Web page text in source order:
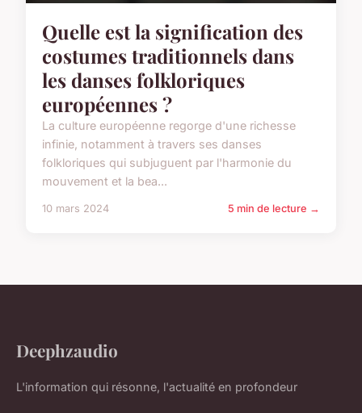
Quelle est la signification des
costumes traditionnels dans
les danses folkloriques
européennes ?
La culture européenne regorge d'une richesse
infinie, notamment à travers ses danses
folkloriques qui subjuguent par l'harmonie du
mouvement et la bea...
10 mars 2024 5 min de lecture →
Deephzaudio
L'information qui résonne, l'actualité en profondeur